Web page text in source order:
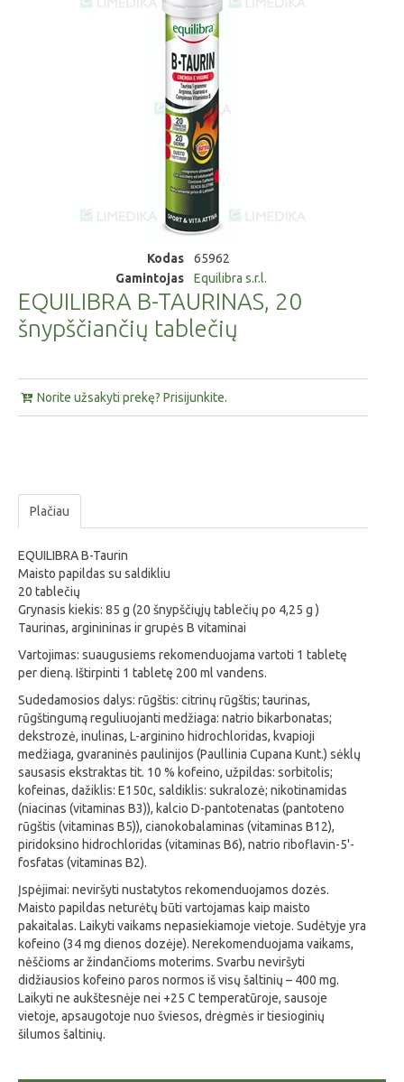
Kodas
65962
Gamintojas
Equilibra s.r.l.
EQUILIBRA B-TAURINAS, 20
šnypščiančių tablečių
Norite užsakyti prekę? Prisijunkite.
Plačiau
EQUILIBRA B-Taurin
Maisto papildas su saldikliu
20 tablečių
Grynasis kiekis: 85 g (20 šnypščiųjų tablečių po 4,25 g )
Taurinas, arginininas ir grupės B vitaminai
Vartojimas: suaugusiems rekomenduojama vartoti 1 tabletę
per dieną. Ištirpinti 1 tabletę 200 ml vandens.
Sudedamosios dalys: rūgštis: citrinų rūgštis; taurinas,
rūgštingumą reguliuojanti medžiaga: natrio bikarbonatas;
dekstrozė, inulinas, L-arginino hidrochloridas, kvapioji
medžiaga, gvaraninės paulinijos (Paullinia Cupana Kunt.) sėklų
sausasis ekstraktas tit. 10 % kofeino, užpildas: sorbitolis;
kofeinas, dažiklis: E150c, saldiklis: sukralozė; nikotinamidas
(niacinas (vitaminas B3)), kalcio D-pantotenatas (pantoteno
rūgštis (vitaminas B5)), cianokobalaminas (vitaminas B12),
piridoksino hidrochloridas (vitaminas B6), natrio riboflavin-5'-
fosfatas (vitaminas B2).
Įspėjimai: neviršyti nustatytos rekomenduojamos dozės.
Maisto papildas neturėtų būti vartojamas kaip maisto
pakaitalas. Laikyti vaikams nepasiekiamoje vietoje. Sudėtyje yra
kofeino (34 mg dienos dozėje). Nerekomenduojama vaikams,
nėščioms ar žindančioms moterims. Svarbu neviršyti
didžiausios kofeino paros normos iš visų šaltinių – 400 mg.
Laikyti ne aukštesnėje nei +25 C temperatūroje, sausoje
vietoje, apsaugotoje nuo šviesos, drėgmės ir tiesioginių
šilumos šaltinių.